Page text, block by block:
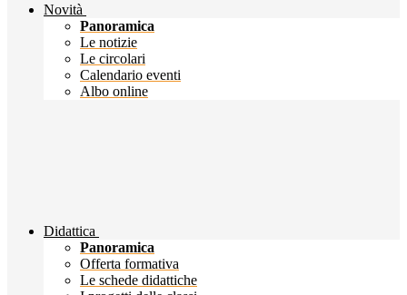
Novità
Panoramica
Le notizie
Le circolari
Calendario eventi
Albo online
Didattica
Panoramica
Offerta formativa
Le schede didattiche